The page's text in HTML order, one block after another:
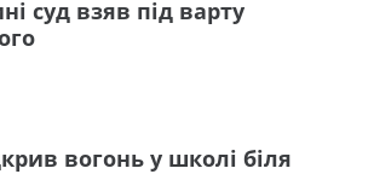
суд взяв під варту
вогонь у школі біля